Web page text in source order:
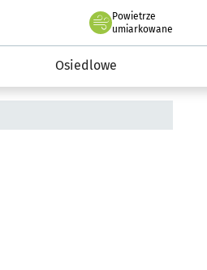
2019-2032
Powietrze
we Wrocławiu
umiarkowane
Osiedlowe